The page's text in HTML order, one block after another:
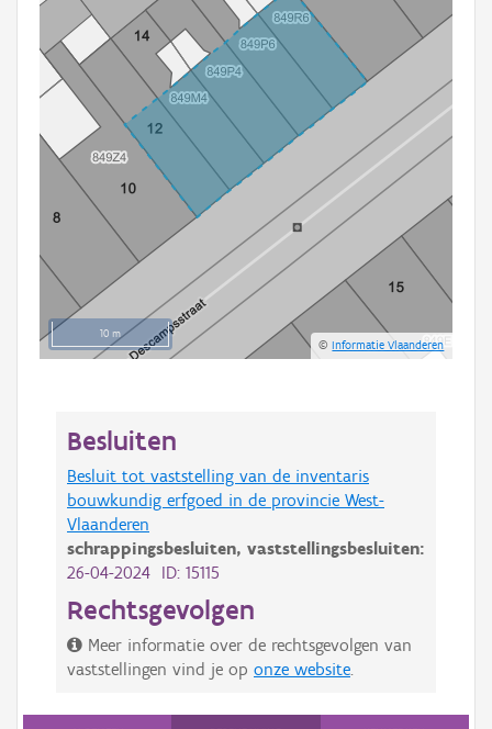
10 m
©Informatie Vlaanderen
Besluiten
Besluit tot vaststelling van de inventaris
bouwkundig erfgoed in de provincie West-
Vlaanderen
schrappingsbesluiten, vaststellingsbesluiten:
26-04-2024 ID: 15115
Rechtsgevolgen
Meer informatie over de rechtsgevolgen van
vaststellingen vind je op onze website